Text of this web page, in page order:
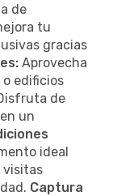
de
tu
gracias
Aprovecha
o edificios
de
un
ideal
visitas
Captura